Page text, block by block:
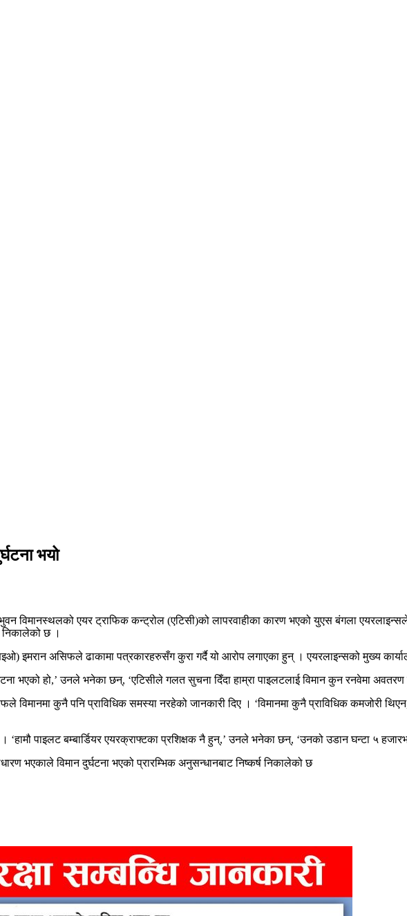
भयो
विमानस्थलको एयर ट्राफिक कन्ट्रोल (एटिसी)को लापरवाहीका कारण भएको युएस बंगला
निकालेको छ ।
इमरान असिफले ढाकामा पत्रकारहरुसँग कुरा गर्दै यो आरोप लगाएका हुन् । एयरलाइन्सको मुख्य
भएको हो,’ उनले भनेका छन्, ‘एटिसीले गलत सुचना दिँदा हाम्रा पाइलटलाई विमान कुन रनवेमा अवतरण
विमानमा कुनै पनि प्राविधिक समस्या नरहेको जानकारी दिए । ‘विमानमा कुनै प्राविधिक कमजोरी
पाइलट बम्बार्डियर एयरक्राफ्टका प्रशिक्षक नै हुन्,’ उनले भनेका छन्, ‘उनको उडान घन्टा ५
भएकाले विमान दुर्घटना भएको प्रारम्भिक अनुसन्धानबाट निष्कर्ष निकालेको छ